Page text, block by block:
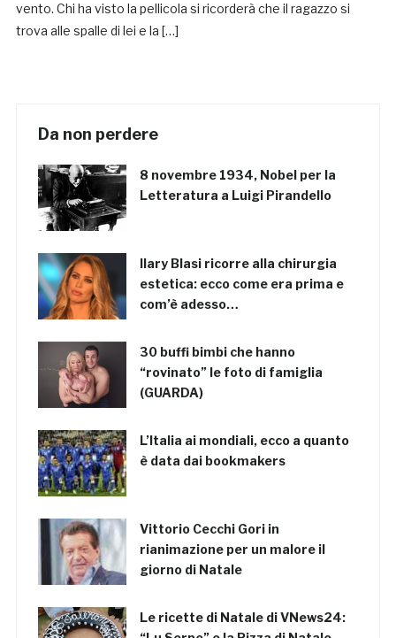
vento. Chi ha visto la pellicola si ricorderà che il ragazzo si
trova alle spalle di lei e la […]
Da non perdere
8 novembre 1934, Nobel per la
Letteratura a Luigi Pirandello
Ilary Blasi ricorre alla chirurgia
estetica: ecco come era prima e
com’è adesso…
30 buffi bimbi che hanno
“rovinato” le foto di famiglia
(GUARDA)
L’Italia ai mondiali, ecco a quanto
è data dai bookmakers
Vittorio Cecchi Gori in
rianimazione per un malore il
giorno di Natale
Le ricette di Natale di VNews24: